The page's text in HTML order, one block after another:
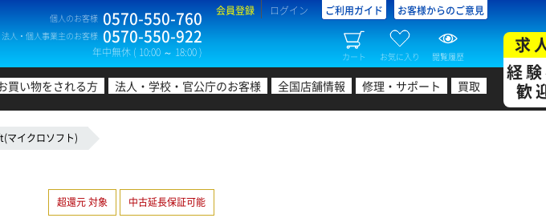
個人のお客様 0570-550-760
法人・個人事業主のお客様 0570-550-922
年中無休 ( 10:00 ～ 18:00 )
会員登録 ログイン ご利用ガイド お客様からのご意見
カート お気に入り 閲覧履歴
買い物をされる方 法人・学校・官公庁のお客様 全国店舗情報 修理・サポート 買取
求
経
歓
マイクロソフト)
超還元 対象 中古延長保証可能